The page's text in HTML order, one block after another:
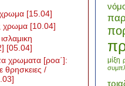
[15.04]
χρωμα [10.04]
[05.04]
χρωματα [ροα΄]:
θρησκειες /
μίξη